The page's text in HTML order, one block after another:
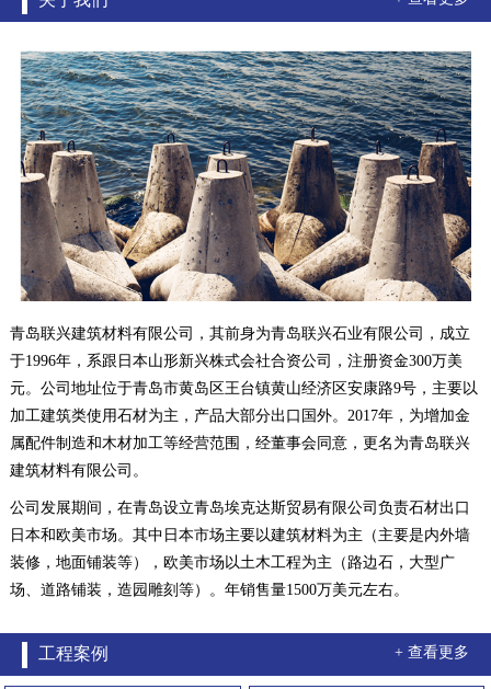
青岛联兴建筑材料有限公司，其前身为青岛联兴石业有限公司，成立
于1996年，系跟日本山形新兴株式会社合资公司，注册资金300万美
元。公司地址位于青岛市黄岛区王台镇黄山经济区安康路9号，主要以
加工建筑类使用石材为主，产品大部分出口国外。2017年，为增加金
属配件制造和木材加工等经营范围，经董事会同意，更名为青岛联兴
建筑材料有限公司。
公司发展期间，在青岛设立青岛埃克达斯贸易有限公司负责石材出口
日本和欧美市场。其中日本市场主要以建筑材料为主（主要是内外墙
装修，地面铺装等），欧美市场以土木工程为主（路边石，大型广
场、道路铺装，造园雕刻等）。年销售量1500万美元左右。
+ 查看更多
工程案例